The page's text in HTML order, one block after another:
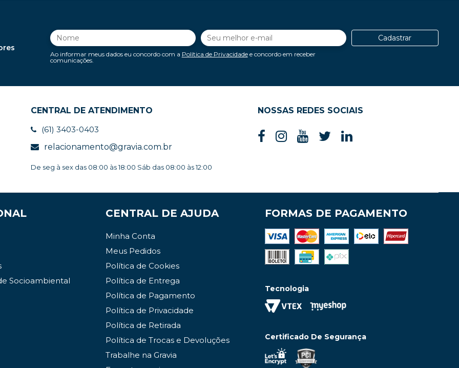
Ao informar meus dados eu concordo com a Política de Privacidadee concordo em receber
comunicações.
Cadastrar
CENTRAL DE ATENDIMENTO
(61) 3403-0403
relacionamento@gravia.com.br
De seg à sex das 08:00 às 18:00 Sáb das 08:00 às 12:00
NOSSAS REDES SOCIAIS
Socioambiental
CENTRAL DE AJUDA
Minha Conta
Meus Pedidos
Política de Cookies
Política de Entrega
Política de Pagamento
Política de Privacidade
Política de Retirada
Política de Trocas e Devoluções
Trabalhe na Gravia
FORMAS DE PAGAMENTO
Tecnologia
Certificado De Segurança